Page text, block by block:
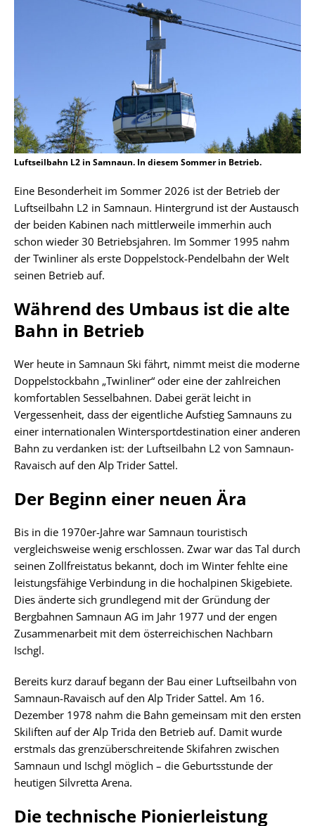
Luftseilbahn L2 in Samnaun. In diesem Sommer in Betrieb.
Eine Besonderheit im Sommer 2026 ist der Betrieb der
Luftseilbahn L2 in Samnaun. Hintergrund ist der Austausch
der beiden Kabinen nach mittlerweile immerhin auch
schon wieder 30 Betriebsjahren. Im Sommer 1995 nahm
der Twinliner als erste Doppelstock-Pendelbahn der Welt
seinen Betrieb auf.
Während des Umbaus ist die alte
Bahn in Betrieb
Wer heute in Samnaun Ski fährt, nimmt meist die moderne
Doppelstockbahn „Twinliner“ oder eine der zahlreichen
komfortablen Sesselbahnen. Dabei gerät leicht in
Vergessenheit, dass der eigentliche Aufstieg Samnauns zu
einer internationalen Wintersportdestination einer anderen
Bahn zu verdanken ist: der Luftseilbahn L2 von Samnaun-
Ravaisch auf den Alp Trider Sattel.
Der Beginn einer neuen Ära
Bis in die 1970er-Jahre war Samnaun touristisch
vergleichsweise wenig erschlossen. Zwar war das Tal durch
seinen Zollfreistatus bekannt, doch im Winter fehlte eine
leistungsfähige Verbindung in die hochalpinen Skigebiete.
Dies änderte sich grundlegend mit der Gründung der
Bergbahnen Samnaun AG im Jahr 1977 und der engen
Zusammenarbeit mit dem österreichischen Nachbarn
Ischgl.
Bereits kurz darauf begann der Bau einer Luftseilbahn von
Samnaun-Ravaisch auf den Alp Trider Sattel. Am 16.
Dezember 1978 nahm die Bahn gemeinsam mit den ersten
Skiliften auf der Alp Trida den Betrieb auf. Damit wurde
erstmals das grenzüberschreitende Skifahren zwischen
Samnaun und Ischgl möglich – die Geburtsstunde der
heutigen Silvretta Arena.
Die technische Pionierleistung